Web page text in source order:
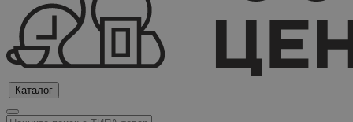
Каталог